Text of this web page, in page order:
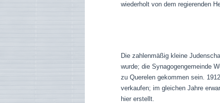
wiederholt von dem regierenden
Die zahlenmäßig kleine
wurde; die Synagogengemeinde
zu Querelen gekommen sein.
verkaufen; im gleichen Jahre
hier erstellt.